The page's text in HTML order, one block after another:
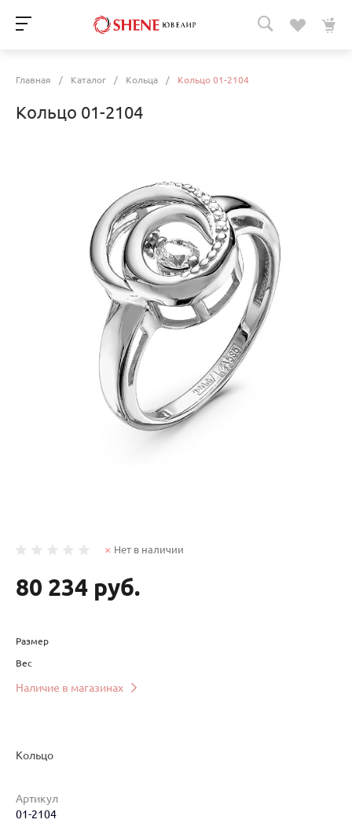
Главная / Каталог / Кольца / Кольцо 01-2104
Кольцо 01-2104
Нет в наличии
80 234 руб.
Размер
Вес
Наличие в магазинах
Наименование товара
Кольцо
Артикул
01-2104